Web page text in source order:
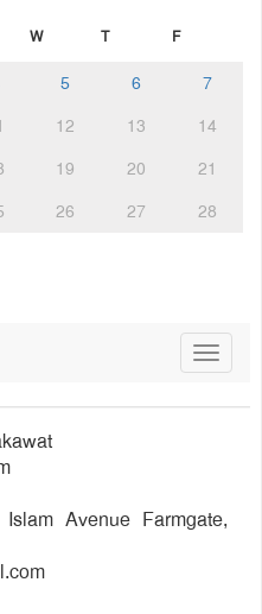
W T F
5 6
7
12 13
14
19 20
21
26 27
28
Toggle
Avenue Farmgate,